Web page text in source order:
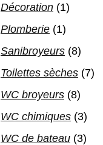
Décoration (1)
Plomberie (1)
Sanibroyeurs (8)
Toilettes sèches (7)
WC broyeurs (8)
WC chimiques (3)
WC de bateau (3)